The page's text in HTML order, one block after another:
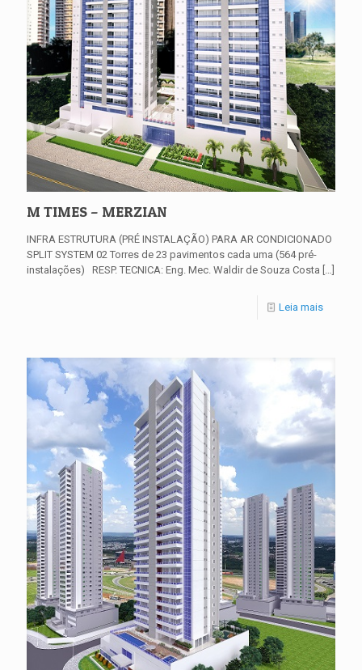
M TIMES – MERZIAN
INFRA ESTRUTURA (PRÉ INSTALAÇÃO) PARA AR CONDICIONADO
SPLIT SYSTEM 02 Torres de 23 pavimentos cada uma (564 pré-
instalações) RESP. TECNICA: Eng. Mec. Waldir de Souza Costa […]
Leia mais